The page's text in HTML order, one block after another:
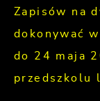
Zapisów na
dokonywać
do 24 maja
przedszkolu